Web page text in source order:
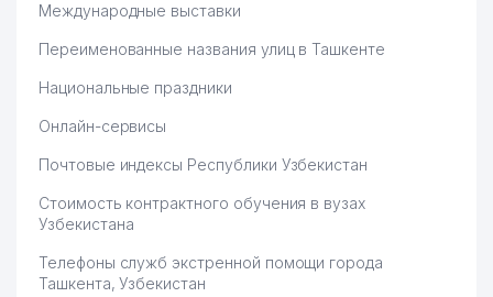
Международные выставки
Переименованные названия улиц в Ташкенте
Национальные праздники
Онлайн-сервисы
Почтовые индексы Республики Узбекистан
Стоимость контрактного обучения в вузах
Узбекистана
Телефоны служб экстренной помощи города
Ташкента, Узбекистан